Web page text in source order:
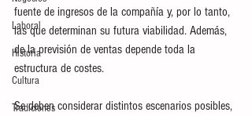
Laboral
Historia
Cultura
Tradiciones
fuente de ingresos de la compañía y, por lo tanto,
las que determinan su futura viabilidad. Además,
de la previsión de ventas depende toda la
estructura de costes.
Se deben considerar distintos escenarios posibles,